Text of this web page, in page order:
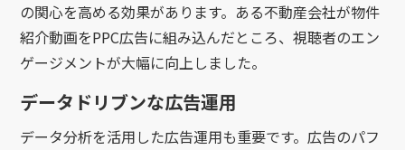
の関心を高める効果があります。ある不動産会社が物件
紹介動画をPPC広告に組み込んだところ、視聴者のエン
ゲージメントが大幅に向上しました。
データドリブンな広告運用
データ分析を活用した広告運用も重要です。広告のパフ